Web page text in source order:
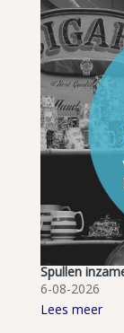
Spullen
6-08-2026
Lees meer